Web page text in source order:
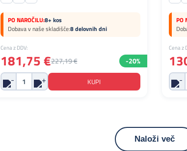
PO NAROČILU:8+ kos
Dobava v naše skladišče:8 delovnih dni
Cena z DDV:
181,75 €227,19 € -20%
PO
Cena z
Naloži več